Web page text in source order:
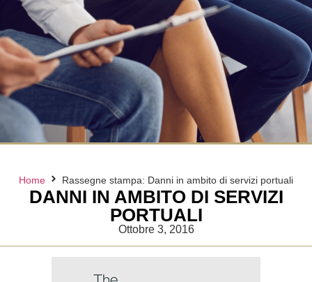
Home Rassegne stampa: Danni in ambito di servizi portuali
DANNI IN AMBITO DI SERVIZI
PORTUALI
Ottobre 3, 2016